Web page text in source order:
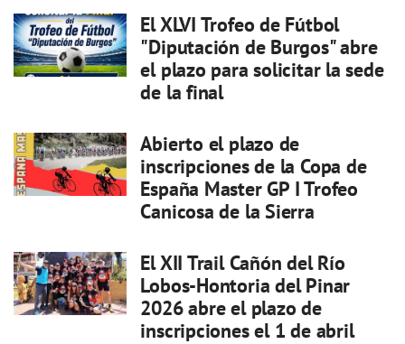
El XLVI Trofeo de Fútbol
"Diputación de Burgos" abre
el plazo para solicitar la sede
de la final
Abierto el plazo de
inscripciones de la Copa de
España Master GP I Trofeo
Canicosa de la Sierra
El XII Trail Cañón del Río
Lobos-Hontoria del Pinar
2026 abre el plazo de
inscripciones el 1 de abril